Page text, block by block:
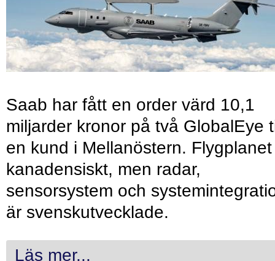
Saab har fått en order värd 10,1
miljarder kronor på två GlobalEye
en kund i Mellanöstern.
kanadensiskt, men radar,
sensorsystem och
är svenskutvecklade.
Läs mer...